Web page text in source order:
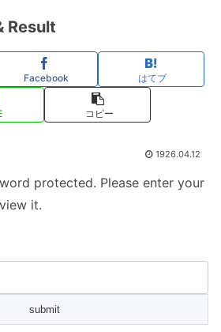
Result
Facebook はてブ
コピー
1926.04.12
protected. Please enter your
it.